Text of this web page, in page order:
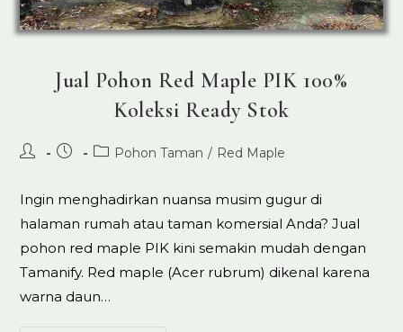
Jual Pohon Red Maple PIK 100%
Koleksi Ready Stok
Post Post PostPohon Taman / Red Maple
Ingin menghadirkan nuansa musim gugur di
halaman rumah atau taman komersial Anda? Jual
pohon red maple PIK kini semakin mudah dengan
Tamanify. Red maple (Acer rubrum) dikenal karena
warna daun…